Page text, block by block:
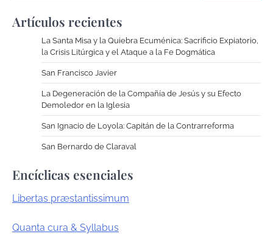
Artículos recientes
La Santa Misa y la Quiebra Ecuménica: Sacrificio Expiatorio,
la Crisis Litúrgica y el Ataque a la Fe Dogmática
San Francisco Javier
La Degeneración de la Compañía de Jesús y su Efecto
Demoledor en la Iglesia
San Ignacio de Loyola: Capitán de la Contrarreforma
San Bernardo de Claraval
Encíclicas esenciales
Libertas præstantissimum
Quanta cura & Syllabus